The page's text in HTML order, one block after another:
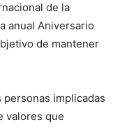
de la
anual Aniversario
de mantener
implicadas
valores que